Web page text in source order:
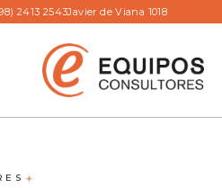
2413 2543Javier de Viana 1018